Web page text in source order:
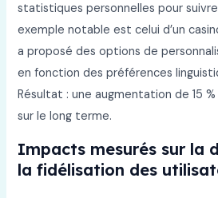
statistiques personnelles pour
exemple notable est celui d’un
a proposé des options de
en fonction des préférences
Résultat : une augmentation de 15
sur le long terme.
Impacts mesurés sur la
la fidélisation des